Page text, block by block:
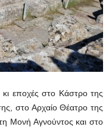
εποχές στο Κάστρο της
στο Αρχαίο Θέατρο της
Μονή Αγνούντος και στο